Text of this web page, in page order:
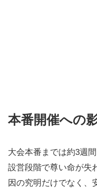
本番開催への
大会本番までは約3週間
設営段階で尊い命が失
因の究明だけでなく、